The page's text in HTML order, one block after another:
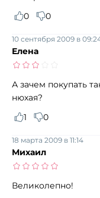
0
0
Елена
10 сентября 2009 в
А зачем покупать
нюхая?
1
0
Михаил
18 марта 2009 в 11:14
Великолепно!